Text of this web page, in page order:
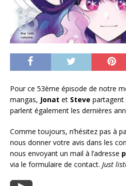
Pour ce 53ème épisode de notre
mangas, Jonat et Steve partagent
parlent également les dernières
Comme toujours, n’hésitez pas à
nous donner votre avis dans les
nous envoyant un mail à l’adresse
via le formulaire de contact. Just